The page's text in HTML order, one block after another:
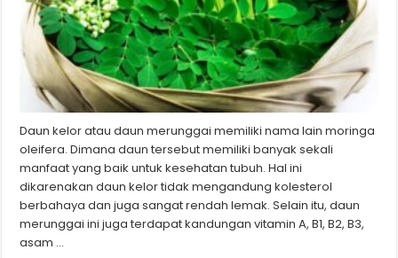
Daun kelor atau daun merunggai memiliki nama lain moringa
oleifera. Dimana daun tersebut memiliki banyak sekali
manfaat yang baik untuk kesehatan tubuh. Hal ini
dikarenakan daun kelor tidak mengandung kolesterol
berbahaya dan juga sangat rendah lemak. Selain itu, daun
merunggai ini juga terdapat kandungan vitamin A, B1, B2, B3,
asam …